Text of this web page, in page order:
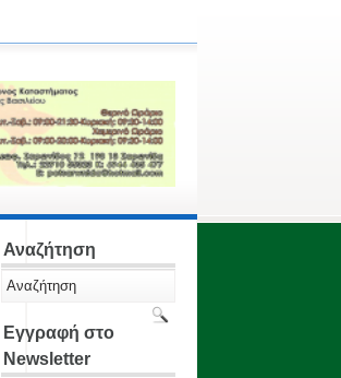
Αναζήτηση
Εγγραφή στο
Newsletter